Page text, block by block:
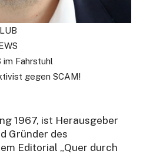
im Fahrstuhl
gegen SCAM!
1967, ist Herausgeber
Gründer des
Editorial „Quer durch